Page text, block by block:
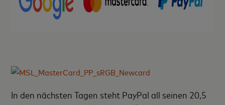
In den nächsten Tagen steht PayPal all seinen 20,5